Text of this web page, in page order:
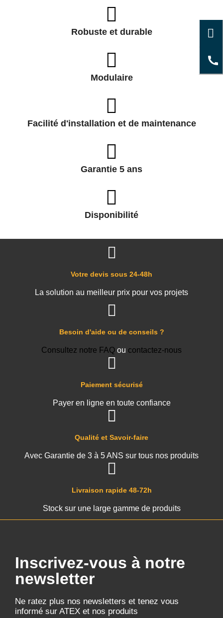
Robuste et durable
Modulaire
Facilité d'installation et de maintenance
Garantie 5 ans
Disponibilité
Livraison rapide 48-72h
Stock sur une large gamme de produits
Qualité et Savoir-faire
Avec Garantie de 3 à 5 ANS sur tous nos produits
Paiement sécurisé
Payer en ligne en toute confiance
Besoin d'aide ou de conseils ?
Consultez notre FAQ ou contactez-nous
Votre devis sous 24-48h
La solution au meilleur prix pour vos projets
Inscrivez-vous à notre
newsletter
Ne ratez plus nos newsletters et tenez vous
informé sur ATEX et nos produits